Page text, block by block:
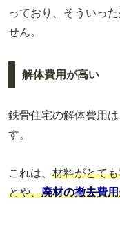
っており、そういっ
せん。
解体費用が高い
鉄骨住宅の解体費用
す。
これは、 材料がとて
とや、廃材の撤去費用